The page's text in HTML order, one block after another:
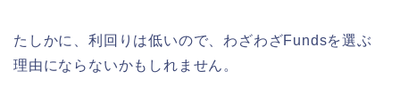
たしかに、利回りは低いので、わざわざFundsを選ぶ
理由にならないかもしれません。